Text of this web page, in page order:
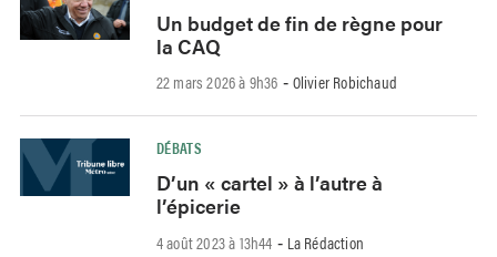
Un budget de fin de règne pour
la CAQ
22 mars 2026 à 9h36 - Olivier Robichaud
DÉBATS
D’un « cartel » à l’autre à
l’épicerie
4 août 2023 à 13h44 - La Rédaction